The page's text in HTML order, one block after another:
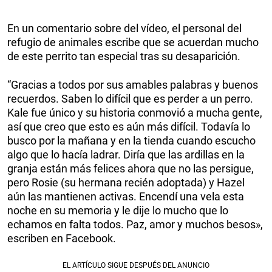
En un comentario sobre del vídeo, el personal del
refugio de animales escribe que se acuerdan mucho
de este perrito tan especial tras su desaparición.
“Gracias a todos por sus amables palabras y buenos
recuerdos. Saben lo difícil que es perder a un perro.
Kale fue único y su historia conmovió a mucha gente,
así que creo que esto es aún más difícil. Todavía lo
busco por la mañana y en la tienda cuando escucho
algo que lo hacía ladrar. Diría que las ardillas en la
granja están más felices ahora que no las persigue,
pero Rosie (su hermana recién adoptada) y Hazel
aún las mantienen activas. Encendí una vela esta
noche en su memoria y le dije lo mucho que lo
echamos en falta todos. Paz, amor y muchos besos»,
escriben en Facebook.